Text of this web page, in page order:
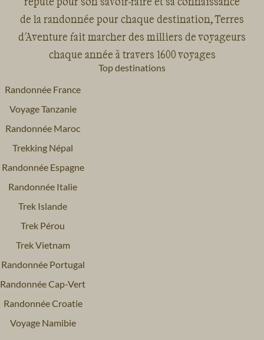
de la randonnée pour chaque destination, Terres
d'Aventure fait marcher des milliers de voyageurs
chaque année à travers 1600 voyages
Top destinations
Randonnée France
Voyage Tanzanie
Randonnée Maroc
Trekking Népal
Randonnée Espagne
Randonnée Italie
Trek Islande
Trek Pérou
Trek Vietnam
Randonnée Portugal
Randonnée Cap-Vert
Randonnée Croatie
Voyage Namibie